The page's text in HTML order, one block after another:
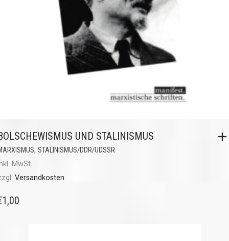
UND STALINISMUS
, STALINISMUS/DDR/UDSSR
MwSt.
Versandkosten
1,00